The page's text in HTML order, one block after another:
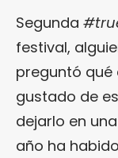
Segunda
festival,
preguntó qué
gustado de
dejarlo en
año ha